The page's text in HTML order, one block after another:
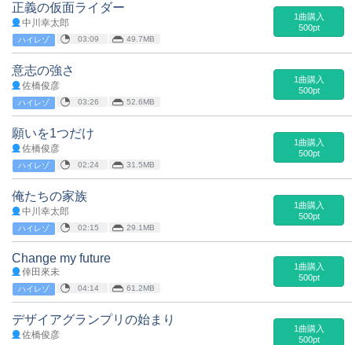
正義の仮面ライダー
中川幸太郎
ハイレゾ 03:09 49.7MB
1曲購入
500pt
意志の強さ
佐橋俊彦
ハイレゾ 03:26 52.6MB
1曲購入
500pt
願いを1つだけ
佐橋俊彦
ハイレゾ 02:24 31.5MB
1曲購入
500pt
俺たちの家族
中川幸太郎
ハイレゾ 02:15 29.1MB
1曲購入
500pt
Change my future
倖田來未
ハイレゾ 04:14 61.2MB
1曲購入
500pt
デザイアグランプリの始まり
佐橋俊彦
1曲購入
500pt